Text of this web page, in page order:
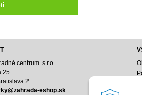
centrum s.r.o.
25
2
eshop.sk